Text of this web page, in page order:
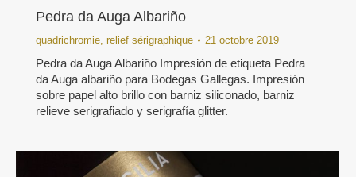
Pedra da Auga Albariño
quadrichromie, relief sérigraphique 21 octobre 2019
Pedra da Auga Albariño Impresión de etiqueta Pedra
da Auga albariño para Bodegas Gallegas. Impresión
sobre papel alto brillo con barniz siliconado, barniz
relieve serigrafiado y serigrafía glitter.